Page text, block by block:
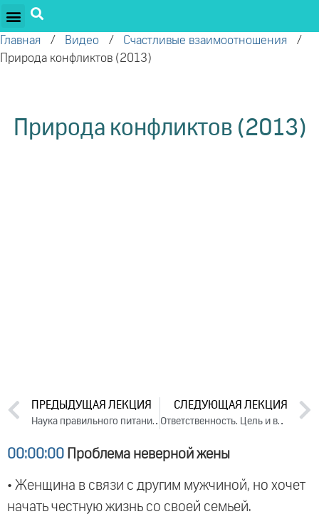
Главная / Видео / Счастливые взаимоотношения /
Природа конфликтов (2013)
Природа конфликтов (2013)
ПРЕДЫДУЩАЯ ЛЕКЦИЯ
Наука правильного питания. Часть 3 (2013)
СЛЕДУЮЩАЯ ЛЕКЦИЯ
Ответственность. Цель и важность человеческой жизни, Часть 1 (2013)
00:00:00 Проблема неверной жены
• Женщина в связи с другим мужчиной, но хочет
начать честную жизнь со своей семьей.